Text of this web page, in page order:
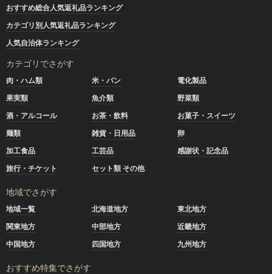
おすすめ総合人気返礼品ランキング
カテゴリ別人気返礼品ランキング
人気自治体ランキング
カテゴリでさがす
肉・ハム類 米・パン
電化製品
果実類
魚介類
野菜類
酒・アルコール
お茶・飲料
お菓子・スイーツ
麺類
雑貨・日用品
卵
加工食品
工芸品
感謝状・記念品
旅行・チケット
セット類 その他
地域でさがす
地域一覧 北海道地方
東北地方
関東地方
中部地方
近畿地方
中国地方
四国地方 九州地方
おすすめ特集でさがす